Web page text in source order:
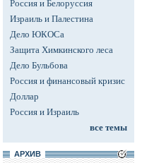
Россия и Белоруссия
Израиль и Палестина
Дело ЮКОСа
Защита Химкинского леса
Дело Бульбова
Россия и финансовый кризис
Доллар
Россия и Израиль
все темы
АРХИВ